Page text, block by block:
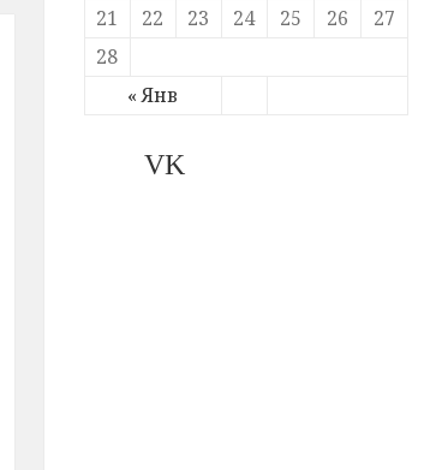
« Янв
21
22 23 24 25 26
27
28
VK